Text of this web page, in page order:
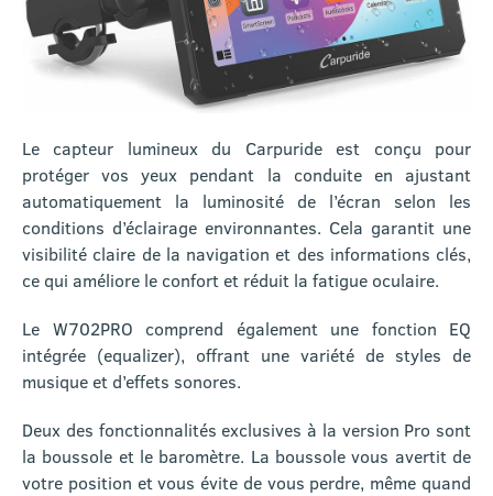
Le capteur lumineux du Carpuride est conçu pour
protéger vos yeux pendant la conduite en ajustant
automatiquement la luminosité de l’écran selon les
conditions d’éclairage environnantes. Cela garantit une
visibilité claire de la navigation et des informations clés,
ce qui améliore le confort et réduit la fatigue oculaire.
Le W702PRO comprend également une fonction EQ
intégrée (equalizer), offrant une variété de styles de
musique et d’effets sonores.
Deux des fonctionnalités exclusives à la version Pro sont
la boussole et le baromètre. La boussole vous avertit de
votre position et vous évite de vous perdre, même quand